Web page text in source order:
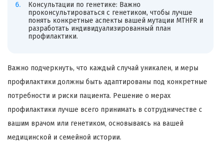
Консультации по генетике: Важно
проконсультироваться с генетиком, чтобы лучше
понять конкретные аспекты вашей мутации MTHFR и
разработать индивидуализированный план
профилактики.
Важно подчеркнуть, что каждый случай уникален, и меры
профилактики должны быть адаптированы под конкретные
потребности и риски пациента. Решение о мерах
профилактики лучше всего принимать в сотрудничестве с
вашим врачом или генетиком, основываясь на вашей
медицинской и семейной истории.